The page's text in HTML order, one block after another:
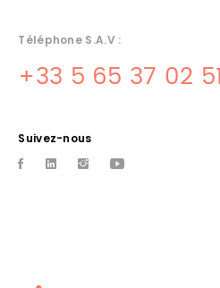
Téléphone S.A.V :
+33 5 65 37 02 51
Suivez-nous